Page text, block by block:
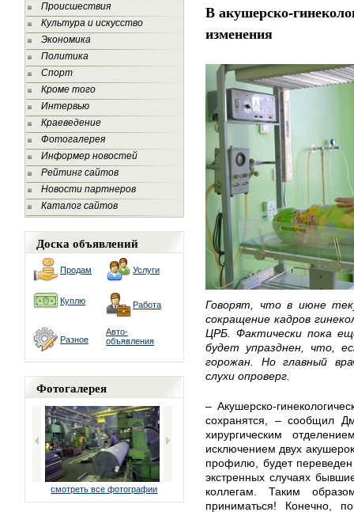
Происшествия
Культура и искусство
Экономика
Политика
Спорт
Кроме того
Интервью
Краеведение
Фотогалерея
Информер новостей
Рейтинг сайтов
Новости партнеров
Каталог сайтов
Доска объявлений
Продам Услуги
Куплю Работа
Разное
Авто-
объявления
Фотогалерея
смотреть все фотографии
В акушерско-
изменения
Говорят, что в июне
сокращение кадров
ЦРБ. Фактически пока
будет упразднен, что,
горожан. Но главный
слухи опроверг.
– Акушерско-
сохранятся, – сообщил
хирургическим
исключением двух
профилю, будет
экстренных случаях
коллегам. Таким
приниматься! Конечно,